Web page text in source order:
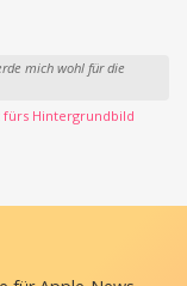
mich wohl für die
fürs Hintergrundbild